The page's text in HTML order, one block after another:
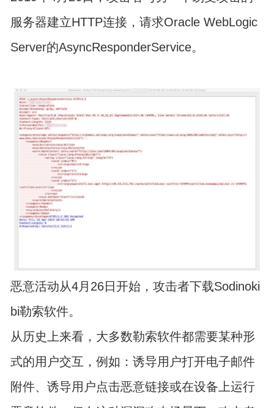
服务器建立HTTP连接，请求Oracle WebLogic
Server的AsyncResponderService。
恶意活动从4月26日开始，攻击者下载Sodinoki
bi勒索软件。
从历史上来看，大多数勒索软件都需要某种形
式的用户交互，例如：诱导用户打开电子邮件
附件、诱导用户点击恶意链接或在设备上运行